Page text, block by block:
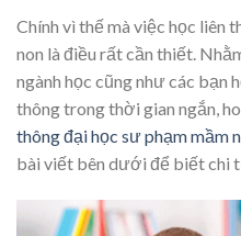
Chính vì thế mà việc học liên
non là điều rất cần thiết.
ngành học cũng như các bạn
thông trong thời gian ngắn,
thông đại học sư phạm mầm
bài viết bên dưới để biết chi